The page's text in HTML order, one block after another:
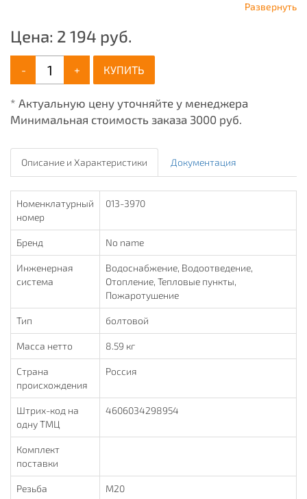
Развернуть
Цена: 2 194 руб.
- + КУПИТЬ
* Актуальную цену уточняйте у менеджера
Минимальная стоимость заказа 3000 руб.
Описание и Характеристики Документация
Номенклатурный
номер
013-3970
Бренд No name
Инженерная
система
Водоснабжение, Водоотведение,
Отопление, Тепловые пункты,
Пожаротушение
Тип болтовой
Масса нетто 8.59 кг
Страна
происхождения
Россия
Штрих-код на
одну ТМЦ
4606034298954
Комплект
поставки
Резьба М20